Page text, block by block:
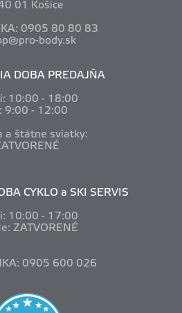
01 Košice
0905 80 80 83
body.sk
DOBA PREDAJŇA
10:00 - 18:00
9:00 - 12:00
a štátne sviatky:
CYKLO a SKI SERVIS
10:00 - 17:00
ZATVORENÉ
0905 600 026